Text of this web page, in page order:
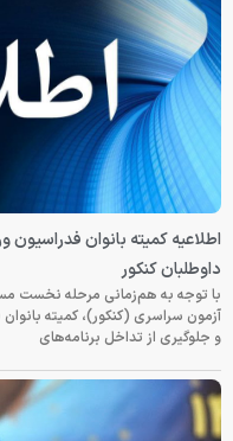
اطلاعیه کمیته بانوان فدراسیون
داوطلبان کنکور
با توجه به هم‌زمانی مرحله نخست
آزمون سراسری (کنکور)، کمیته
و جلوگیری از تداخل برنامه‌های